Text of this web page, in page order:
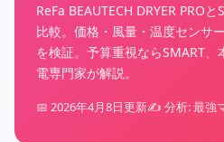
ReFa BEAUTECH DRYER PRO
比較。価格・風量・温度センサ
を検証。予算重視ならSMART、
電専門家が解説。
📅 2026年4月8日更新✍️ 分析: 最強